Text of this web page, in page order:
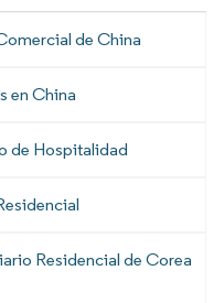
de China
en China
de Hospitalidad
Residencial de Corea